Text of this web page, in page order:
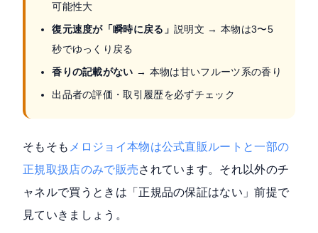
可能性大
復元速度が「瞬時に戻る」説明文 → 本物は3〜5
秒でゆっくり戻る
香りの記載がない → 本物は甘いフルーツ系の香り
出品者の評価・取引履歴を必ずチェック
そもそも メロジョイ本物は公式直販ルートと一部の
正規取扱店のみで販売されています。それ以外のチ
ャネルで買うときは「正規品の保証はない」前提で
見ていきましょう。